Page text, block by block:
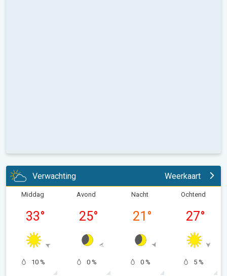
Verwachting Weerkaart
Middag
33°
10 %
Avond
25°
0 %
Nacht
21 °
0 %
Ochtend
27°
5 %